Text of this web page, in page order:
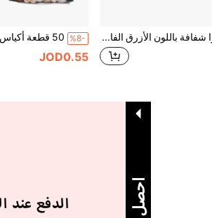
أكياس أورجانزا شفافة باللون الأزرق الفاتح، أكياس شبكية بأحجام متنوعة، أكياس هدايا برباط، أكياس حلوى ومجوهرات، أكياس هدايا الزفاف، أكياس تغليف هدايا عيد الميلاد %8-
JOD0.55
إجمالي 1 صفحة